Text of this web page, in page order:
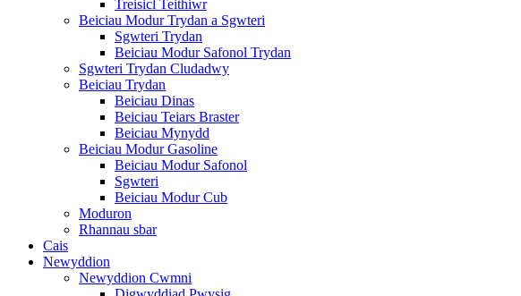
Treisicl Teithiwr
Beiciau Modur Trydan a Sgwteri
Sgwteri Trydan
Beiciau Modur Safonol Trydan
Sgwteri Trydan Cludadwy
Beiciau Trydan
Beiciau Dinas
Beiciau Teiars Braster
Beiciau Mynydd
Beiciau Modur Gasoline
Beiciau Modur Safonol
Sgwteri
Beiciau Modur Cub
Moduron
Rhannau sbar
Cais
Newyddion
Newyddion Cwmni